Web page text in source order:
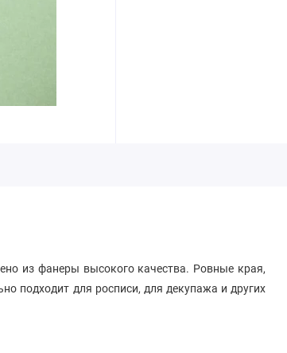
из фанеры высокого качества. Ровные края,
подходит для росписи, для декупажа и других